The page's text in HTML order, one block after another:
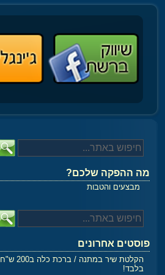
מה ההפקה שלכם?
מבצעים והטבות
פוסטים אחרונים
הקלטת שיר במתנה / ברכת כלה ב200 ש"ח
בלבד!